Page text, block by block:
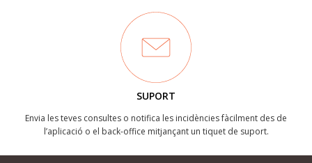
SUPORT
Envia les teves consultes o notifica les incidències fàcilment des de
l’aplicació o el back-office mitjançant un tiquet de suport.